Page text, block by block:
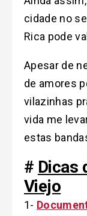
cidade no
Rica pode
Apesar de
de amores
vilazinhas
vida me
estas
# Dicas
Viejo
1-